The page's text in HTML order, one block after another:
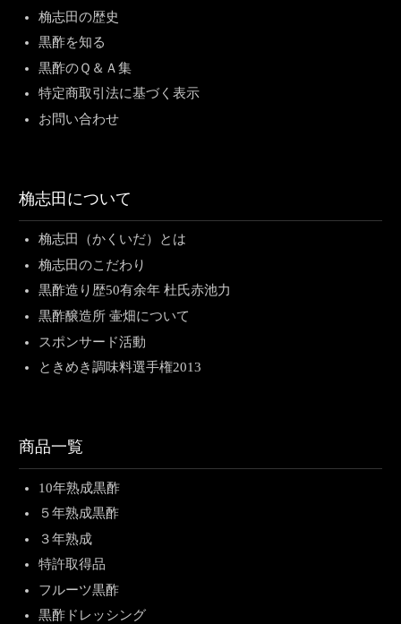
桷志田の歴史
黒酢を知る
黒酢のＱ＆Ａ集
特定商取引法に基づく表示
お問い合わせ
桷志田について
桷志田（かくいだ）とは
桷志田のこだわり
黒酢造り歴50有余年 杜氏赤池力
黒酢醸造所 壷畑について
スポンサード活動
ときめき調味料選手権2013
商品一覧
10年熟成黒酢
５年熟成黒酢
３年熟成
特許取得品
フルーツ黒酢
黒酢ドレッシング